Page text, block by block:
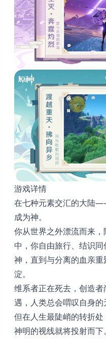
游戏详情
在七种元素交汇的大陆
成为神。
你从世界之外漂流而来
中，你自由旅行、结识
神，直到与分离的血亲
淀。
维系者正在死去，创造
遇，人类总会喟叹自身
但在人生最陡峭的转折处
神明的视线就将投射而下。